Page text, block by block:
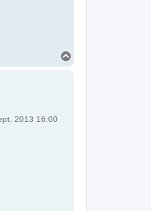
2013 16:00